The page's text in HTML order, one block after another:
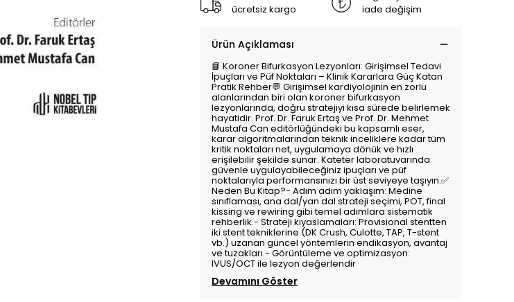
ücretsiz kargo
iade değişim
Ürün Açıklaması
📘 Koroner Bifurkasyon Lezyonları: Girişimsel Tedavi
İpuçları ve Püf Noktaları – Klinik Kararlara Güç Katan
Pratik Rehber💬 Girişimsel kardiyolojinin en zorlu
alanlarından biri olan koroner bifurkasyon
lezyonlarında, doğru stratejiyi kısa sürede belirlemek
hayatidir. Prof. Dr. Faruk Ertaş ve Prof. Dr. Mehmet
Mustafa Can editörlüğündeki bu kapsamlı eser,
karar algoritmalarından teknik inceliklere kadar tüm
kritik noktaları net, uygulamaya dönük ve hızlı
erişilebilir şekilde sunar. Kateter laboratuvarında
güvenle uygulayabileceğiniz ipuçları ve püf
noktalarıyla performansınızı bir üst seviyeye taşıyın.✅
Neden Bu Kitap?- Adım adım yaklaşım: Medine
sınıflaması, ana dal/yan dal strateji seçimi, POT, final
kissing ve rewiring gibi temel adımlara sistematik
rehberlik.- Strateji kıyaslamaları: Provisional stentten
iki stent tekniklerine (DK Crush, Culotte, TAP, T-stent
vb.) uzanan güncel yöntemlerin endikasyon, avantaj
ve tuzakları.- Görüntüleme ve optimizasyon:
IVUS/OCT ile lezyon değerlendir
Devamını Göster